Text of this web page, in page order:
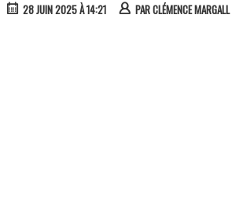
28 JUIN 2025 À 14:21 PARCLÉMENCE MARGALL